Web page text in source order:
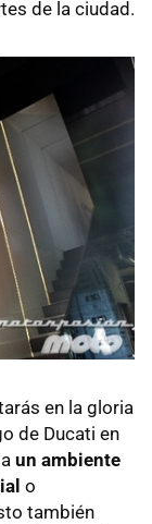
de la ciudad.
en la gloria
de Ducati en
un ambiente
o
también